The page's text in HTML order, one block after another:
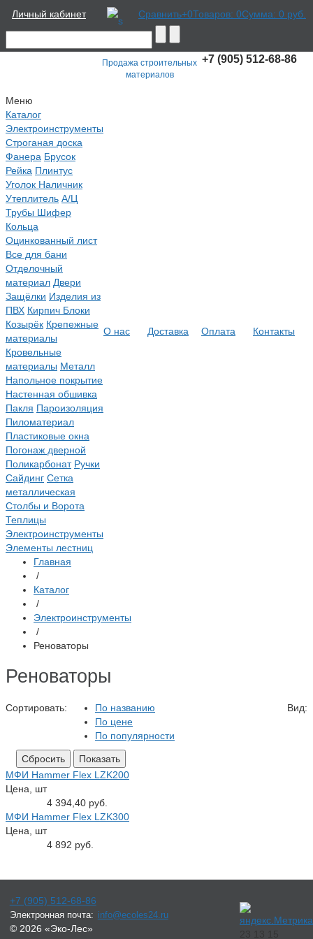
Сравнить+0Товаров: 0Сумма: 0 руб.
Личный кабинет
Продажа строительных
материалов
+7 (905) 512-68-86
Меню
Каталог
Электроинструменты
Строганая доска
Фанера Брусок
Рейка Плинтус
Уголок Наличник
Утеплитель А/Ц
Трубы Шифер
Кольца
Оцинкованный лист
Все для бани
Отделочный
материал Двери
Защёлки Изделия из
ПВХ Кирпич Блоки
Козырёк Крепежные
материалы
Кровельные
материалы Металл
Напольное покрытие
Настенная обшивка
Пакля Пароизоляция
Пиломатериал
Пластиковые окна
Погонаж дверной
Поликарбонат Ручки
Сайдинг Сетка
металлическая
Столбы и Ворота
Теплицы
Электроинструменты
Элементы лестниц
О нас Доставка Оплата Контакты
Главная
/
Каталог
/
Электроинструменты
/
Реноваторы
Реноваторы
Сортировать:
По названию
По цене
По популярности
Вид:
МФИ Hammer Flex LZK200
Цена, шт
4 394,40 руб.
МФИ Hammer Flex LZK300
Цена, шт
4 892 руб.
+7 (905) 512-68-86
Электронная почта: info@ecoles24.ru
© 2026 «Эко-Лес»